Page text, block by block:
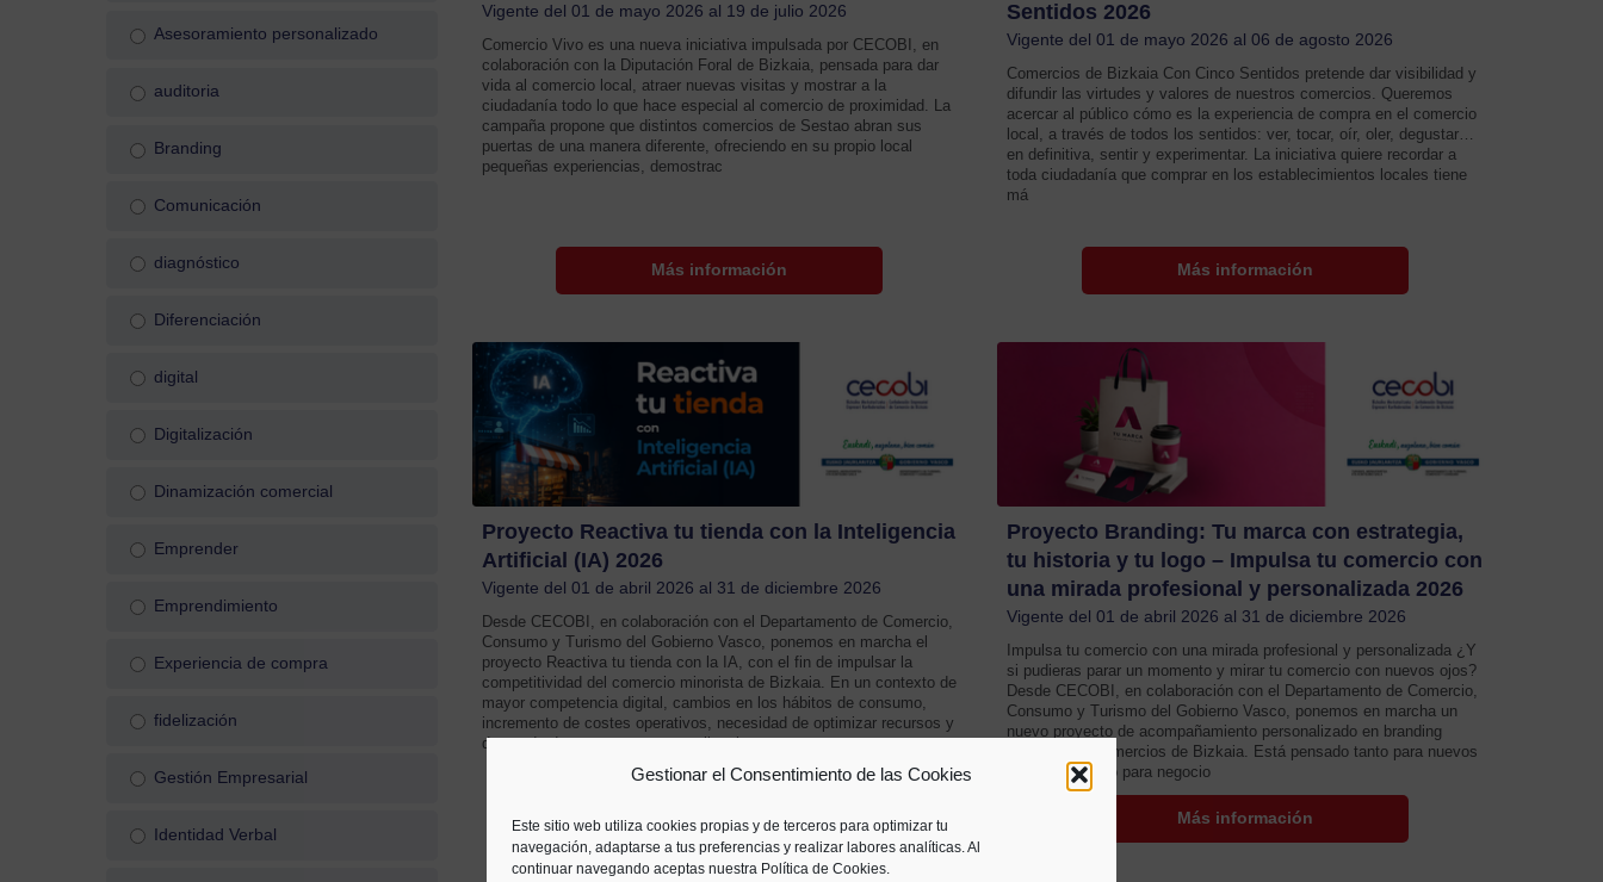
Gestionar el Consentimiento de las Cookies
Este sitio web utiliza cookies propias y de terceros para optimizar tu
navegación, adaptarse a tus preferencias y realizar labores analíticas. Al
continuar navegando aceptas nuestra Política de Cookies.
Vigente del 01 de mayo 2026 al 19 de julio 2026
Comercio Vivo es una nueva iniciativa impulsada por CECOBI, en
colaboración con la Diputación Foral de Bizkaia, pensada para dar
vida al comercio local, atraer nuevas visitas y mostrar a la
ciudadanía todo lo que hace especial al comercio de proximidad. La
campaña propone que distintos comercios de Sestao abran sus
puertas de una manera diferente, ofreciendo en su propio local
pequeñas experiencias, demostrac
Más información
Sentidos 2026
Vigente del 01 de mayo 2026 al 06 de agosto 2026
Comercios de Bizkaia Con Cinco Sentidos pretende dar visibilidad y
difundir las virtudes y valores de nuestros comercios. Queremos
acercar al público cómo es la experiencia de compra en el comercio
local, a través de todos los sentidos: ver, tocar, oír, oler, degustar…
en definitiva, sentir y experimentar. La iniciativa quiere recordar a
toda ciudadanía que comprar en los establecimientos locales tiene
má
Más información
Proyecto Reactiva tu tienda con la Inteligencia
Artificial (IA) 2026
Vigente del 01 de abril 2026 al 31 de diciembre 2026
Desde CECOBI, en colaboración con el Departamento de Comercio,
Consumo y Turismo del Gobierno Vasco, ponemos en marcha el
proyecto Reactiva tu tienda con la IA, con el fin de impulsar la
competitividad del comercio minorista de Bizkaia. En un contexto de
mayor competencia digital, cambios en los hábitos de consumo,
incremento de costes operativos, necesidad de optimizar recursos y
demanda de una mayor personalizaci
Más información
Proyecto Branding: Tu marca con estrategia,
tu historia y tu logo – Impulsa tu comercio con
una mirada profesional y personalizada 2026
Vigente del 01 de abril 2026 al 31 de diciembre 2026
Impulsa tu comercio con una mirada profesional y personalizada ¿Y
si pudieras parar un momento y mirar tu comercio con nuevos ojos?
Desde CECOBI, en colaboración con el Departamento de Comercio,
Consumo y Turismo del Gobierno Vasco, ponemos en marcha un
nuevo proyecto de acompañamiento personalizado en branding
dirigido a 20 comercios de Bizkaia. Está pensado tanto para nuevos
proyectos como para negocio
Más información
Asesoramiento personalizado
auditoria
Branding
Comunicación
diagnóstico
Diferenciación
digital
Digitalización
Dinamización comercial
Emprender
Emprendimiento
Experiencia de compra
fidelización
Gestión Empresarial
Identidad Verbal